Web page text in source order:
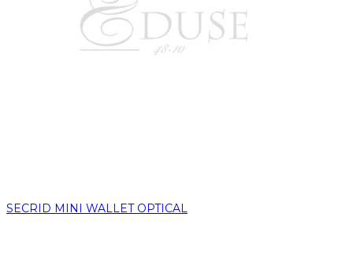
SECRID MINI WALLET OPTICAL